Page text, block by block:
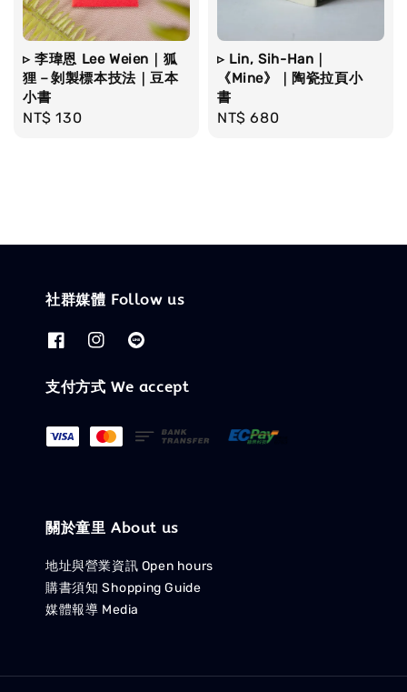
▹ 李瑋恩 Lee Weien｜狐
狸－剝製標本技法｜豆本
小書
Regular
NT$ 130
▹ Lin, Sih-Han｜
《Mine》｜陶瓷拉頁小
書
Regular
NT$ 680
社群媒體 Follow us
支付方式 We accept
關於童里 About us
地址與營業資訊 Open hours
購書須知 Shopping Guide
媒體報導 Media